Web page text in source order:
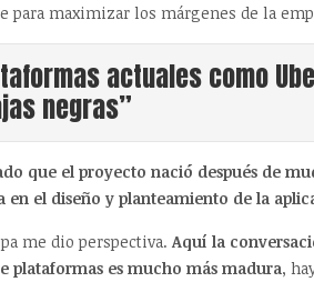
para maximizar los márgenes de la
actuales como
negras”
que el proyecto nació después de
en el diseño y planteamiento de la
me dio perspectiva. Aquí la
plataformas es mucho más madura,